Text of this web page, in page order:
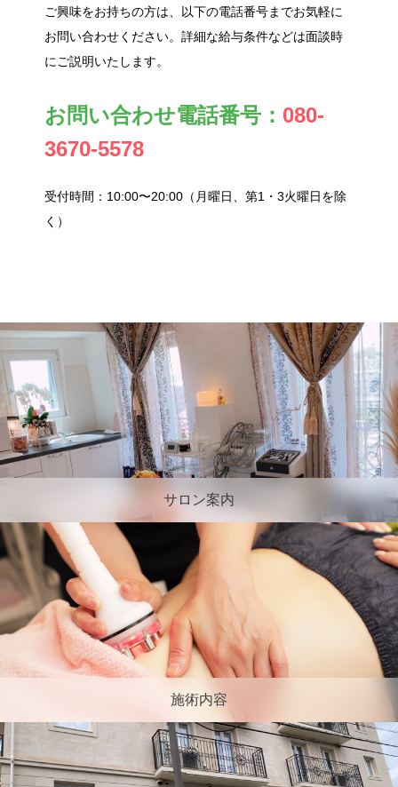
ご興味をお持ちの方は、以下の電話番号までお気軽に
お問い合わせください。詳細な給与条件などは面談時
にご説明いたします。
お問い合わせ電話番号： 080-
3670-5578
受付時間：10:00〜20:00（月曜日、第1・3火曜日を除
く）
サロン案内
施術内容